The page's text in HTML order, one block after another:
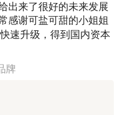
出来了很好的未来发展
感谢可盐可甜的小姐姐
速升级，得到国内资本
牌